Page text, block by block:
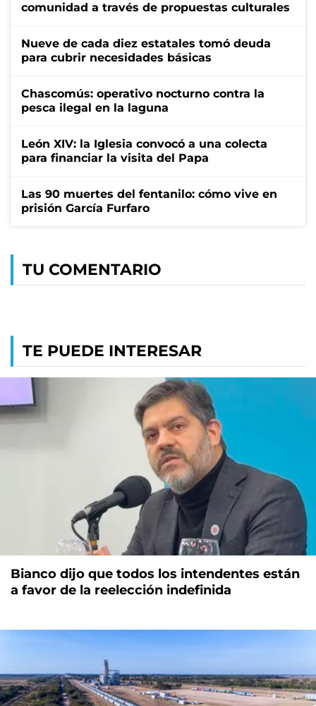
comunidad a través de propuestas culturales
Nueve de cada diez estatales tomó deuda
para cubrir necesidades básicas
Chascomús: operativo nocturno contra la
pesca ilegal en la laguna
León XIV: la Iglesia convocó a una colecta
para financiar la visita del Papa
Las 90 muertes del fentanilo: cómo vive en
prisión García Furfaro
TU COMENTARIO
TE PUEDE INTERESAR
Bianco dijo que todos los intendentes están
a favor de la reelección indefinida